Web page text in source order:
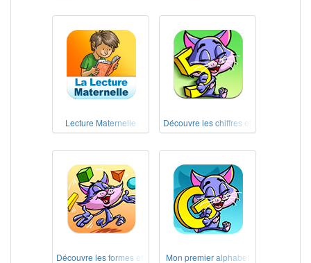
Lecture Maternelle Découvre les chiffres et les nombres !
Découvre les formes et les couleurs !Mon premier alphabet